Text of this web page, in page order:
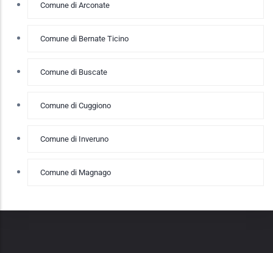
Comune di Arconate
Comune di Bernate Ticino
Comune di Buscate
Comune di Cuggiono
Comune di Inveruno
Comune di Magnago